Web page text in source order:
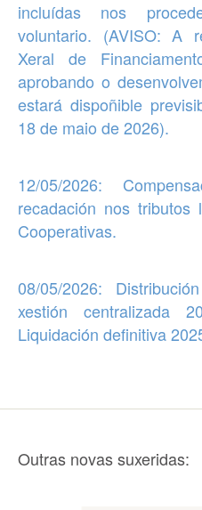
incluídas nos
voluntario. (AVISO: A
Xeral de
aprobando o
estará dispoñible
18 de maio de 2026).
12/05/2026:
recadación nos
Cooperativas.
08/05/2026:
xestión centralizada
Liquidación definitiva
Outras novas suxeridas: